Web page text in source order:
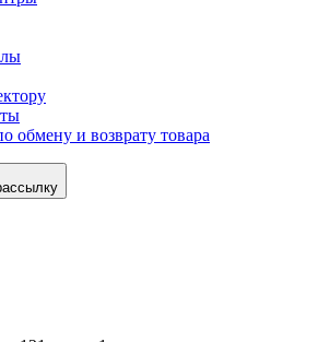
обмену и возврату товара